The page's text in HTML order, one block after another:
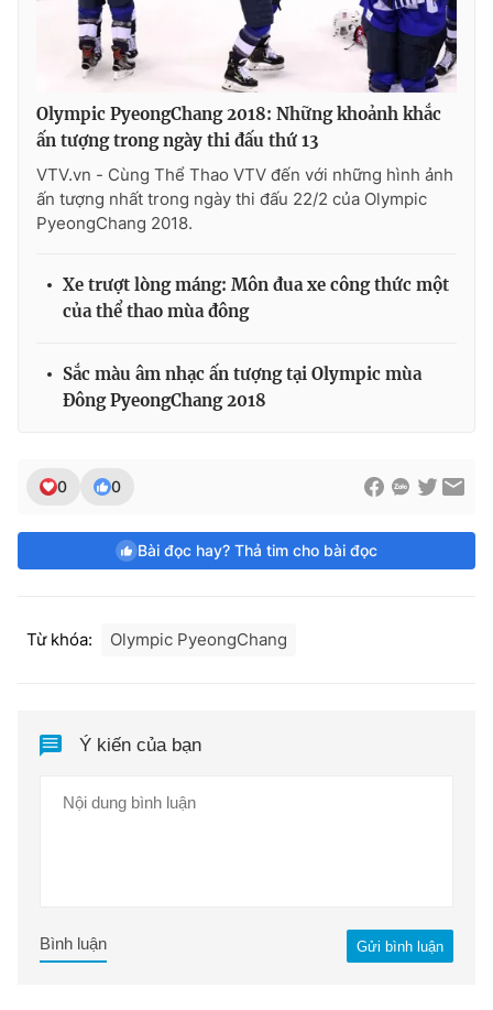
Olympic PyeongChang 2018: Những khoảnh khắc
ấn tượng trong ngày thi đấu thứ 13
VTV.vn - Cùng Thể Thao VTV đến với những hình ảnh
ấn tượng nhất trong ngày thi đấu 22/2 của Olympic
PyeongChang 2018.
Xe trượt lòng máng: Môn đua xe công thức một
của thể thao mùa đông
Sắc màu âm nhạc ấn tượng tại Olympic mùa
Đông PyeongChang 2018
0 0
Bài đọc hay? Thả tim cho bài đọc
Từ khóa: Olympic PyeongChang
Ý kiến của bạn
Gửi bình luận
Bình luận